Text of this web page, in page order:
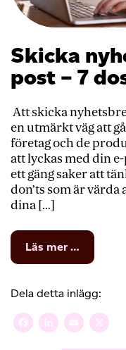
Skicka
post – 7
Att skicka
en utmärkt väg att
företag och de
att lyckas med din
ett gäng saker att
don’ts som är
dina […]
Läs mer …
Skicka
via
e-
post
–
Dela detta inlägg:
Facebook